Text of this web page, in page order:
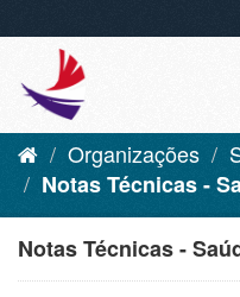
Organizações
Notas Técnicas -
Notas Técnicas -